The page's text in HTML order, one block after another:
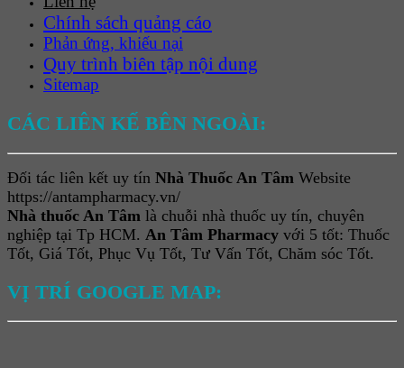
Chính sách quảng cáo
Phản ứng, khiếu nại
Quy trình biên tập nội dung
Sitemap
CÁC LIÊN KẾ BÊN NGOÀI:
Đối tác liên kết uy tín Nhà Thuốc An Tâm Website
https://antampharmacy.vn/
Nhà thuốc An Tâm là chuỗi nhà thuốc uy tín, chuyên
nghiệp tại Tp HCM. An Tâm Pharmacy với 5 tốt: Thuốc
Tốt, Giá Tốt, Phục Vụ Tốt, Tư Vấn Tốt, Chăm sóc Tốt.
VỊ TRÍ GOOGLE MAP: